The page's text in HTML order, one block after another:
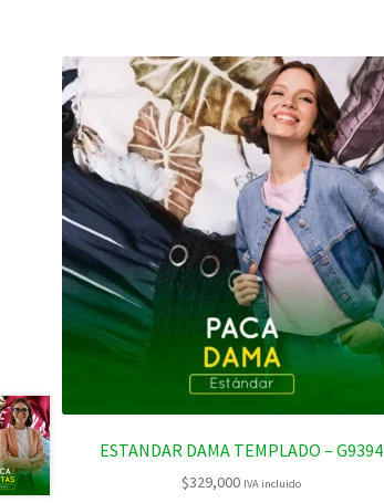
ESTANDAR DAMA TEMPLADO – G9394
$329,000 IVA incluido